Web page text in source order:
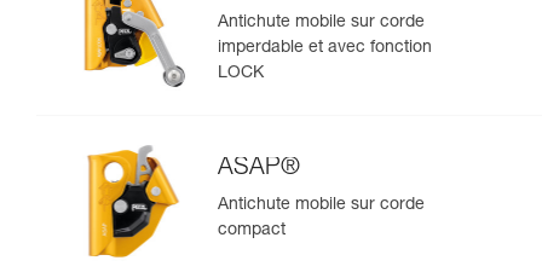
Antichute mobile sur corde
imperdable et avec fonction
LOCK
ASAP®
Antichute mobile sur corde
compact